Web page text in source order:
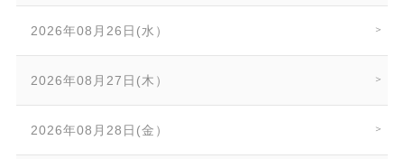
2026年08月26日(水）
2026年08月27日(木）
2026年08月28日(金）